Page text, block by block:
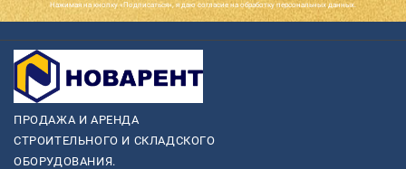
Нажимая на кнопку «Подписаться», я даю cогласие на обработку персональных данных.
ПРОДАЖА И АРЕНДА
СТРОИТЕЛЬНОГО И СКЛАДСКОГО
ОБОРУДОВАНИЯ.